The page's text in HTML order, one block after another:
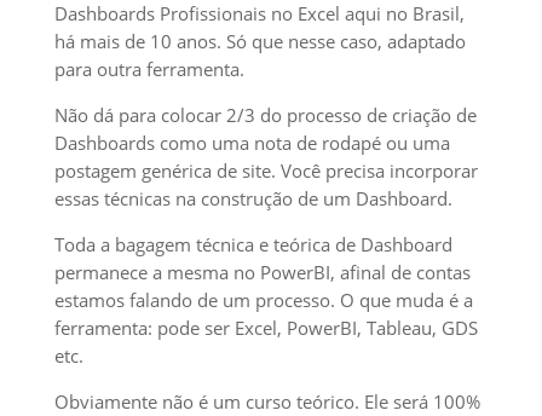
Dashboards Profissionais no Excel aqui no Brasil,
há mais de 10 anos. Só que nesse caso, adaptado
para outra ferramenta.
Não dá para colocar 2/3 do processo de criação de
Dashboards como uma nota de rodapé ou uma
postagem genérica de site. Você precisa incorporar
essas técnicas na construção de um Dashboard.
Toda a bagagem técnica e teórica de Dashboard
permanece a mesma no PowerBI, afinal de contas
estamos falando de um processo. O que muda é a
ferramenta: pode ser Excel, PowerBI, Tableau, GDS
etc.
Obviamente não é um curso teórico. Ele será 100%